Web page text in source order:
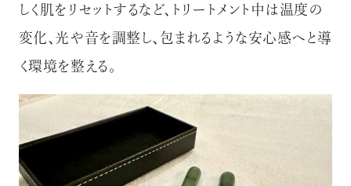
しく肌をリセットするなど、トリートメント中は温度の
変化、光や音を調整し、包まれるような安心感へと導
く環境を整える。